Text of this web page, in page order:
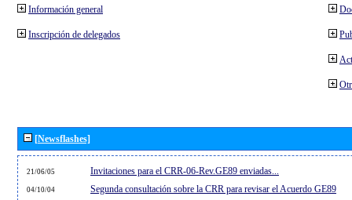
Información general
Inscripción de delegados
[Newsflashes]
21/06/05 Invitaciones para el CRR-06-Rev.GE89 enviadas...
04/10/04 Segunda consultación sobre la CRR para revisar el Acuerdo GE89